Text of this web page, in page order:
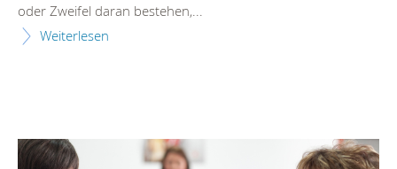
oder Zweifel daran bestehen,...
Weiterlesen